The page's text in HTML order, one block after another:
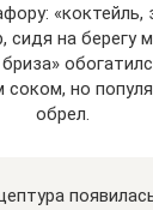
сидя на берегу
но
обрел.